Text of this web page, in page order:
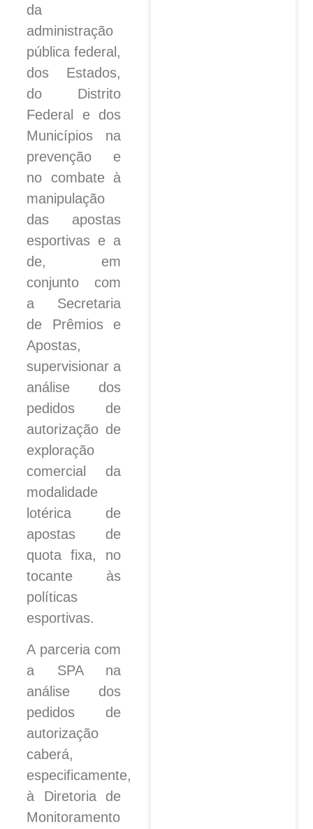
da
administração
pública federal,
dos Estados,
do Distrito
Federal e dos
Municípios na
prevenção e
no combate à
manipulação
das apostas
esportivas e a
de, em
conjunto com
a Secretaria
de Prêmios e
Apostas,
supervisionar a
análise dos
pedidos de
autorização de
exploração
comercial da
modalidade
lotérica de
apostas de
quota fixa, no
tocante às
políticas
esportivas.
A parceria com
a SPA na
análise dos
pedidos de
autorização
caberá,
especificamente,
à Diretoria de
Monitoramento